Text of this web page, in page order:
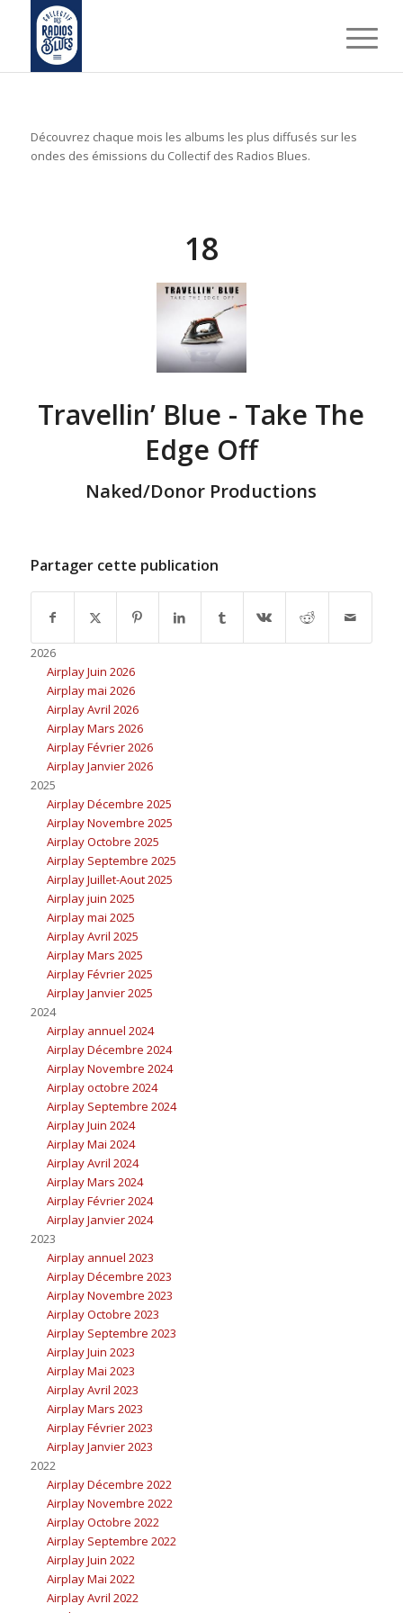
Découvrez chaque mois les albums les plus diffusés sur les
ondes des émissions du Collectif des Radios Blues.
18
Travellin’ Blue - Take The
Edge Off
Naked/Donor Productions
Partager cette publication
2026
Airplay Juin 2026
Airplay mai 2026
Airplay Avril 2026
Airplay Mars 2026
Airplay Février 2026
Airplay Janvier 2026
2025
Airplay Décembre 2025
Airplay Novembre 2025
Airplay Octobre 2025
Airplay Septembre 2025
Airplay Juillet-Aout 2025
Airplay juin 2025
Airplay mai 2025
Airplay Avril 2025
Airplay Mars 2025
Airplay Février 2025
Airplay Janvier 2025
2024
Airplay annuel 2024
Airplay Décembre 2024
Airplay Novembre 2024
Airplay octobre 2024
Airplay Septembre 2024
Airplay Juin 2024
Airplay Mai 2024
Airplay Avril 2024
Airplay Mars 2024
Airplay Février 2024
Airplay Janvier 2024
2023
Airplay annuel 2023
Airplay Décembre 2023
Airplay Novembre 2023
Airplay Octobre 2023
Airplay Septembre 2023
Airplay Juin 2023
Airplay Mai 2023
Airplay Avril 2023
Airplay Mars 2023
Airplay Février 2023
Airplay Janvier 2023
2022
Airplay Décembre 2022
Airplay Novembre 2022
Airplay Octobre 2022
Airplay Septembre 2022
Airplay Juin 2022
Airplay Mai 2022
Airplay Avril 2022